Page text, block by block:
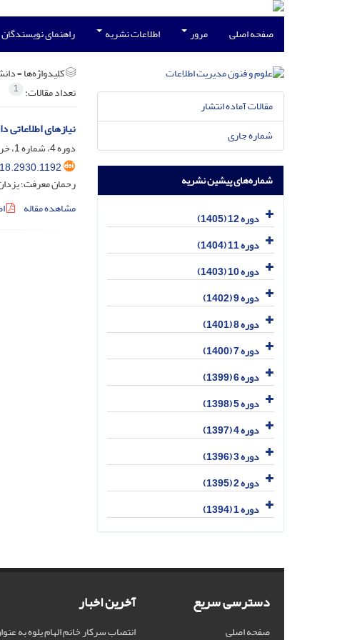
صفحه اصلی مرور اطلاعات نشریه راهنمای نویسندگان
کلیدواژه‌ها =
تعداد مقالات: 1
نیازهای
دوره 4، شماره 1، خرداد 1397، صفحه
رحمان معرفت؛
مشاهده مقاله
مقالات آماده انتشار
شماره جاری
شماره‌های پیشین نشریه
دوره 12 (1405)
دوره 11 (1404)
دوره 10 (1403)
دوره 9 (1402)
دوره 8 (1401)
دوره 7 (1400)
دوره 6 (1399)
دوره 5 (1398)
دوره 4 (1397)
دوره 3 (1396)
دوره 2 (1395)
دوره 1 (1394)
دسترسی سریع
صفحه اصلی
آخرین اخبار
انتصاب سرکار خانم الهام یلوه به